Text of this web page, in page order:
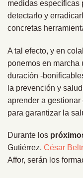
medidas específicas
detectarlo y
concretas
A tal efecto, y en
ponemos en marcha
duración -
la prevención y
aprender a gestionar
para garantizar la
Durante los
Gutiérrez, César
Affor, serán los